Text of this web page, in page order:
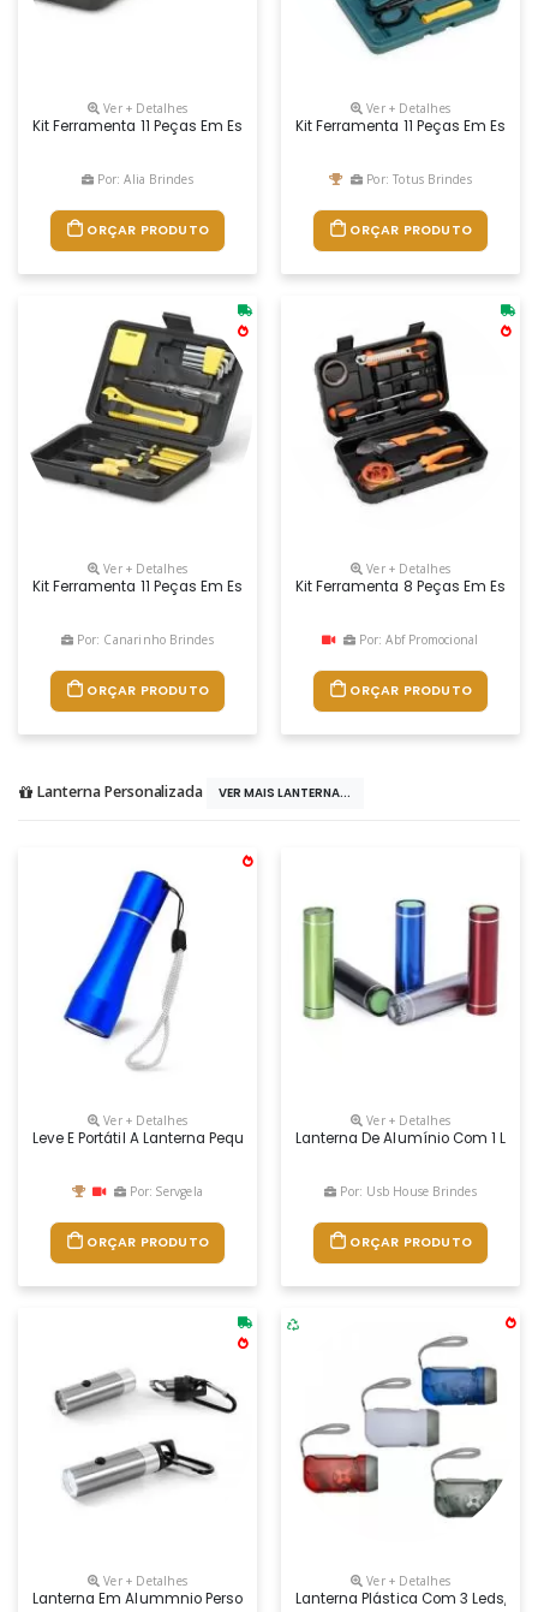
Ver + Detalhes
Kit Ferramenta 11 Peças Em Estojo Plástico. Maleta Plástica Com
Por: Alia Brindes
ORÇAR PRODUTO
Ver + Detalhes
Kit Ferramenta 11 Peças Em
Por: Totus Brindes
ORÇAR PRODUTO
Ver + Detalhes
Kit Ferramenta 11 Peças Em Estojo Plástico. Maleta Plástica Com
Por: Canarinho Brindes
ORÇAR PRODUTO
Ver + Detalhes
Kit Ferramenta 8 Peças Em
Por: Abf Promocional
ORÇAR PRODUTO
Lanterna Personalizada VER MAIS LANTERNA...
Ver + Detalhes
Leve E Portátil A Lanterna Pequena Personalizada É Feita De Alumínio
Por: Servgela
ORÇAR PRODUTO
Ver + Detalhes
Lanterna De Alumínio Com 1 Led
Por: Usb House Brindes
ORÇAR PRODUTO
Ver + Detalhes
Lanterna Em Alummnio Personalizada
Ver + Detalhes
Lanterna Plástica Com 3 Leds,